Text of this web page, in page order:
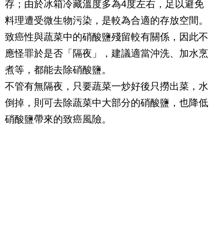
存；由於冰箱冷藏溫度多為4度左右，足以避免
料理遭受微生物污染，是較為合適的存放空間。
致癌性與蔬菜中的硝酸鹽殘留較有關係，因此不
應怪罪於是否「隔夜」，建議適當沖洗、加水烹
煮等，都能去除硝酸鹽。
不管有無隔夜，只要蔬菜一炒好後只撈出菜，水
倒掉，則可去除蔬菜中大部分的硝酸鹽，也降低
硝酸鹽帶來的致癌風險。